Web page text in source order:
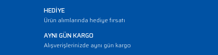
HEDİYE
Ürün alımlarında hediye fırsatı
AYNI GÜN KARGO
Alışverişlerinizde aynı gün kargo